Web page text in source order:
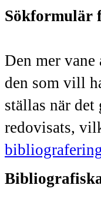
Sökformulär
Den mer
den som vill
ställas när
redovisats,